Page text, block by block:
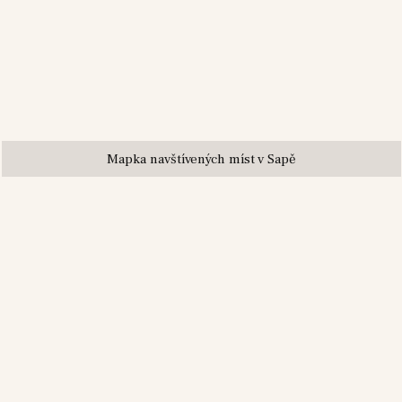
Mapka navštívených míst v Sapě